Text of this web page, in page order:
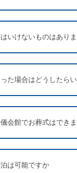
いけないものはあり
た場合はどうしたら
会館でお葬式はでき
は可能ですか